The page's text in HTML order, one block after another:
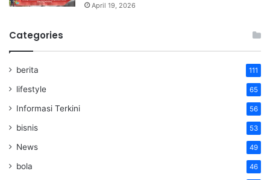
April 19, 2026
Categories
berita 111
lifestyle 65
Informasi Terkini 56
bisnis 53
News 49
bola 46